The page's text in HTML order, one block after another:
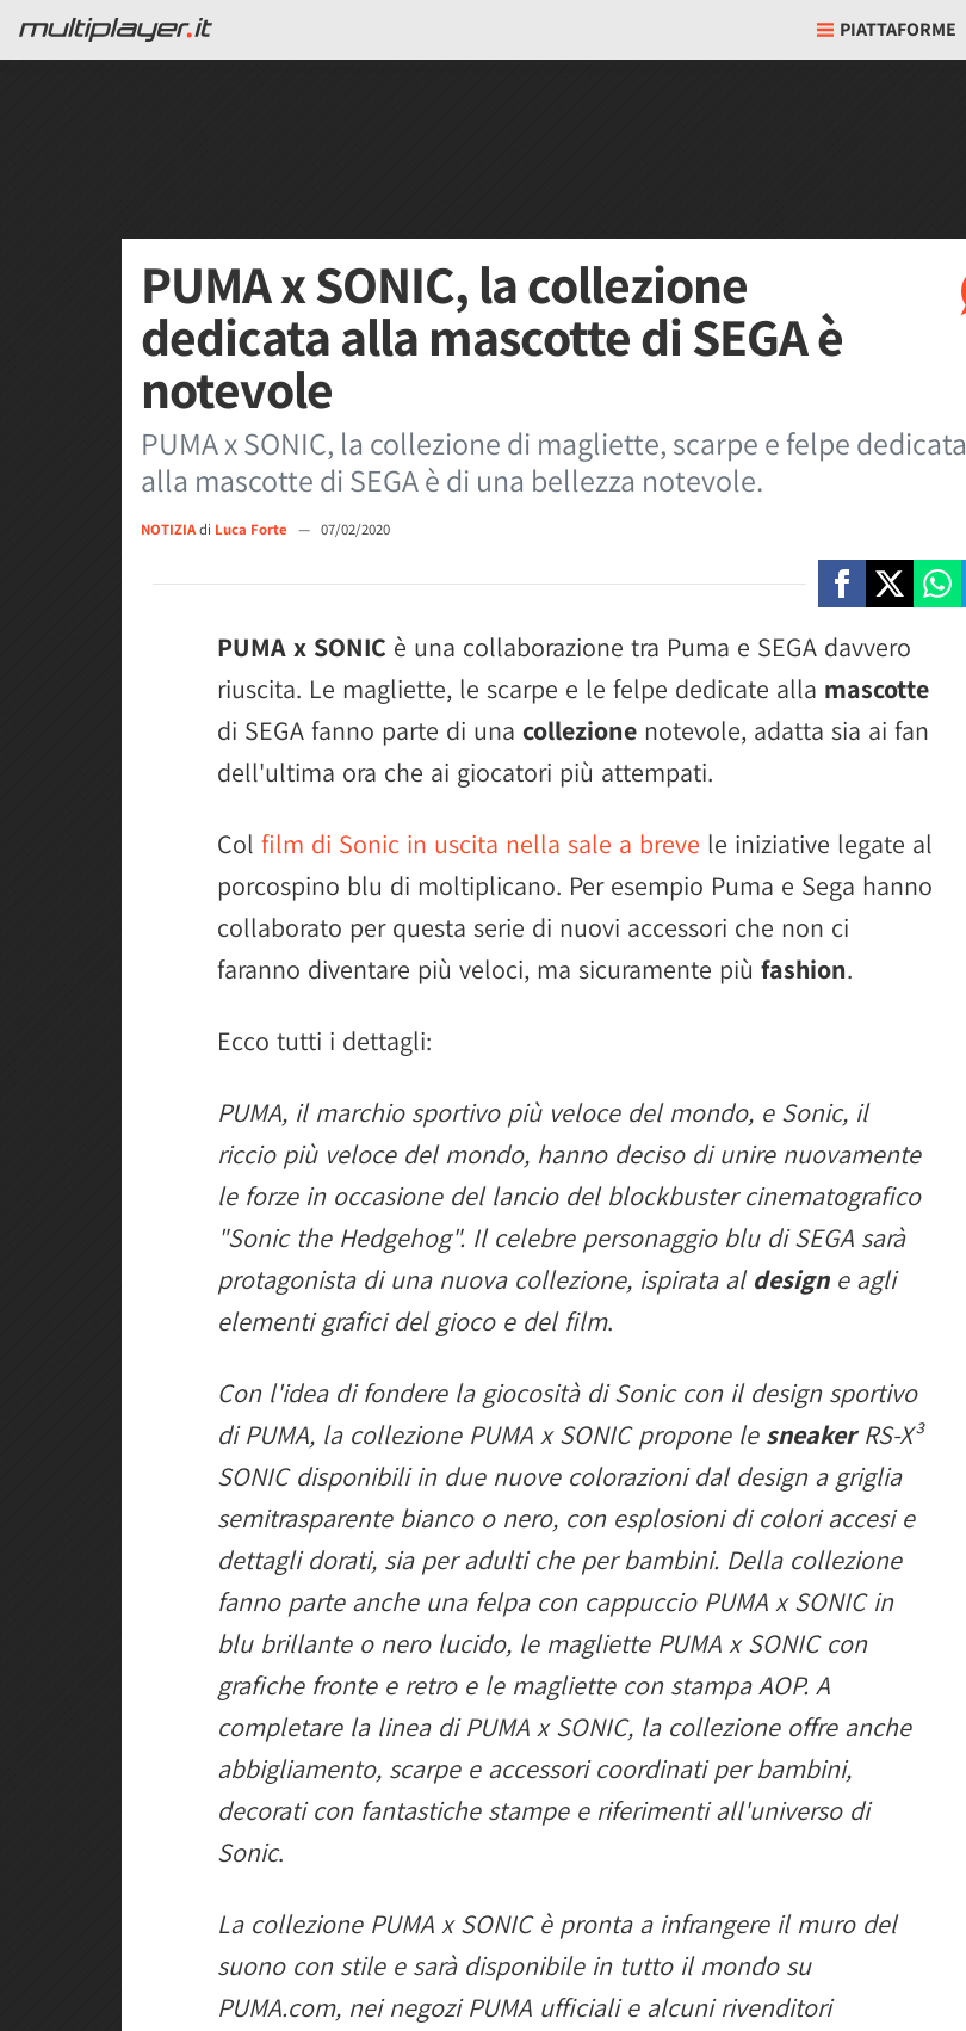
PIATTAFORME
PUMA x SONIC, la collezione
dedicata alla mascotte di SEGA è
notevole
PUMA x SONIC, la collezione di magliette, scarpe e felpe dedicata
alla mascotte di SEGA è di una bellezza notevole.
NOTIZIAdi Luca Forte — 07/02/2020
PUMA x SONIC è una collaborazione tra Puma e SEGA davvero
riuscita. Le magliette, le scarpe e le felpe dedicate alla mascotte
di SEGA fanno parte di una collezione notevole, adatta sia ai fan
dell'ultima ora che ai giocatori più attempati.
Col film di Sonic in uscita nella sale a breve le iniziative legate al
porcospino blu di moltiplicano. Per esempio Puma e Sega hanno
collaborato per questa serie di nuovi accessori che non ci
faranno diventare più veloci, ma sicuramente più fashion.
Ecco tutti i dettagli:
PUMA, il marchio sportivo più veloce del mondo, e Sonic, il
riccio più veloce del mondo, hanno deciso di unire nuovamente
le forze in occasione del lancio del blockbuster cinematografico
"Sonic the Hedgehog". Il celebre personaggio blu di SEGA sarà
protagonista di una nuova collezione, ispirata al design e agli
elementi grafici del gioco e del film.
Con l'idea di fondere la giocosità di Sonic con il design sportivo
di PUMA, la collezione PUMA x SONIC propone le sneakerRS-X³
SONIC disponibili in due nuove colorazioni dal design a griglia
semitrasparente bianco o nero, con esplosioni di colori accesi e
dettagli dorati, sia per adulti che per bambini. Della collezione
fanno parte anche una felpa con cappuccio PUMA x SONIC in
blu brillante o nero lucido, le magliette PUMA x SONIC con
grafiche fronte e retro e le magliette con stampa AOP. A
completare la linea di PUMA x SONIC, la collezione offre anche
abbigliamento, scarpe e accessori coordinati per bambini,
decorati con fantastiche stampe e riferimenti all'universo di
Sonic.
La collezione PUMA x SONIC è pronta a infrangere il muro del
suono con stile e sarà disponibile in tutto il mondo su
PUMA.com, nei negozi PUMA ufficiali e alcuni rivenditori